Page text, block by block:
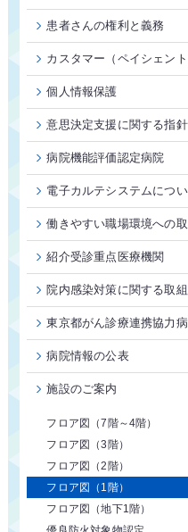
患者さんの権利と義務
カスタマー（ペイシェン
個人情報保護
意思決定支援に関する指針
病院機能評価認定病院
電子カルテシステムにつ
働きやすい職場環境への
紹介受診重点医療機関
院内感染対策に関する取
東京都がん診療連携協力
病院情報の公表
施設のご案内
フロア図（7階～4階）
フロア図（3階）
フロア図（2階）
フロア図（1階）
フロア図（地下1階）